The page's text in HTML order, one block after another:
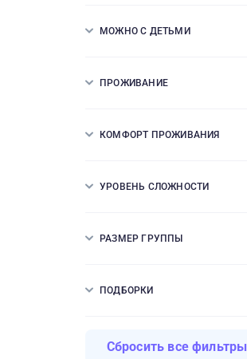
МОЖНО С ДЕТЬМИ
ПРОЖИВАНИЕ
КОМФОРТ ПРОЖИВАНИЯ
УРОВЕНЬ СЛОЖНОСТИ
РАЗМЕР ГРУППЫ
ПОДБОРКИ
Сбросить все фильтры